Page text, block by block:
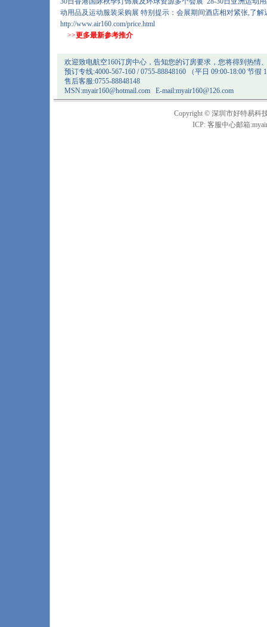
动用品及运动服装采购展 特别提示：会展期间酒店相对紧张,了解
http://www.air160.com/price.html
>>更多最新参考推介
欢迎致电航空160订房中心，告知您的订房要求，您将得到热情
预订专线:4000-567-160 / 0755-88848160 （平日 09:00-18:00 节假
售后客服:0755-88848148
MSN:myair160@hotmail.com E-mail:myair160@126.com
Copyright © 深圳市好特易科
ICP: 客服中心邮箱: